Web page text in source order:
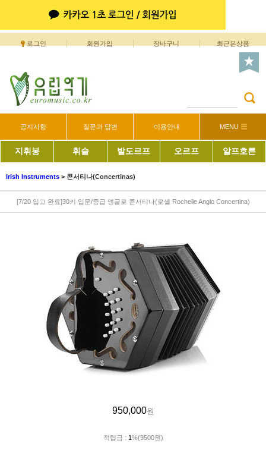
로그인 회원가입 장바구니 최근본상품
공지사항 질문과 답변 이용안내 MENU
지휘봉 휘슬 발도르프 오르프 알프호른
Irish Instruments > 콘서티나(Concertinas)
[7/20 입고 완료]30키 입문/중급 앵글로 콘서티나(로셸 Rochelle Anglo Concertina)
950,000원
적립금 : 1%(9500원)